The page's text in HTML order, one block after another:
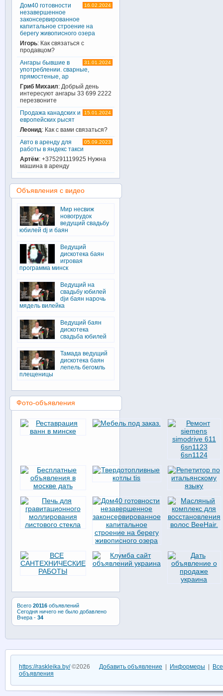
16.02.2024
Дом40 готовности
незавершенное
законсервированное
капитальное строение на
берегу живописного озера
Игорь: Как связаться с
продавцом?
31.01.2024
Ангары бывшие в
употреблении. сварные,
прямостеные, ар
Гриб Михаил: Добрый день
интересуют ангары 33 699 2222
перезвоните
15.01.2024
Продажа канадских и
европейских рысят
Леонид: Как с вами связаться?
05.09.2023
Авто в аренду для
работы в яндекс такси
Артём: +375291119925 Нужна
машина в аренду
Объявления с видео
Мир несвиж
новогрудок
ведущий свадьбу
юбилей dj и баян
Ведущий
дискотека баян
игровая
программа минск
Ведущий на
свадьбу юбилей
djи баян нарочь
мядель вилейка
Ведущий баян
дискотека
свадьба юбилей
Тамада ведущий
дискотека баян
лепель бегомль
плещеницы
Фото-объявления
Всего 20116объявлений
Сегодня ничего не было добавлено
Вчера - 34
https://raskleika.by/©2026 Добавить объявление Информеры
объявления